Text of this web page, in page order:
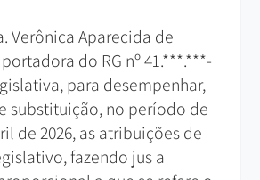
Verônica Aparecida de
do RG nº 41.***.***-
para desempenhar,
substituição, no período de
de 2026, as atribuições de
fazendo jus a